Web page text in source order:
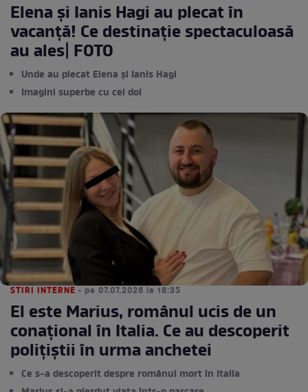
Elena și Ianis Hagi au plecat în
vacanță! Ce destinație spectaculoasă
au ales| FOTO
Unde au plecat Elena și Ianis Hagi
Imagini superbe cu cei doi
STIRI INTERNE • pe 07.07.2026 la 18:35
El este Marius, românul ucis de un
conațional în Italia. Ce au descoperit
polițiștii în urma anchetei
Ce s-a descoperit despre românul mort în Italia